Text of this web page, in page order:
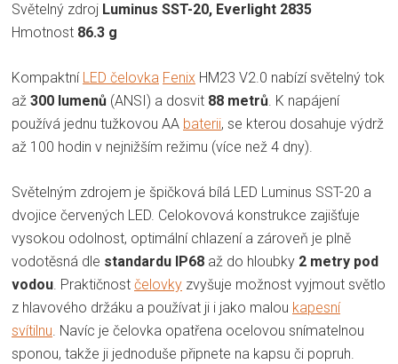
Světelný zdroj Luminus SST-20, Everlight 2835
Hmotnost 86.3 g
Kompaktní LED čelovka Fenix HM23 V2.0 nabízí světelný tok
až 300 lumenů (ANSI) a dosvit 88 metrů. K napájení
používá jednu tužkovou AA baterii, se kterou dosahuje výdrž
až 100 hodin v nejnižším režimu (více než 4 dny).
Světelným zdrojem je špičková bílá LED Luminus SST-20 a
dvojice červených LED. Celokovová konstrukce zajišťuje
vysokou odolnost, optimální chlazení a zároveň je plně
vodotěsná dle standardu IP68 až do hloubky 2 metry pod
vodou. Praktičnost čelovky zvyšuje možnost vyjmout světlo
z hlavového držáku a používat ji i jako malou kapesní
svítilnu. Navíc je čelovka opatřena ocelovou snímatelnou
sponou, takže ji jednoduše připnete na kapsu či popruh.